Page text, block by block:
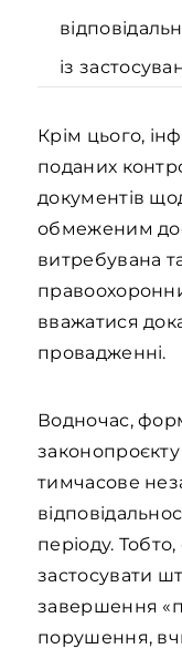
із
Крім цього,
поданих
документів
обмеженим
витребувана
вважатися
провадженні.
Водночас,
тимчасове
періоду.
застосувати
завершення
порушення,